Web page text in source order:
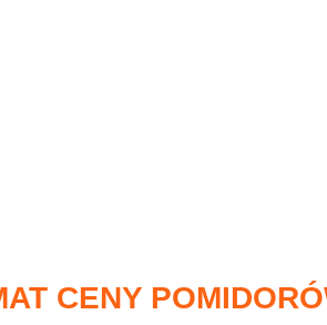
CENY